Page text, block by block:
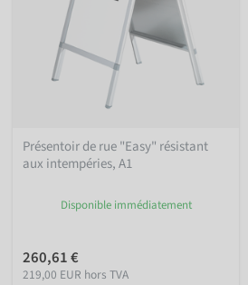
Présentoir de rue "Easy" résistant
aux intempéries, A1
Disponible immédiatement
260,61 €
219,00 EUR hors TVA